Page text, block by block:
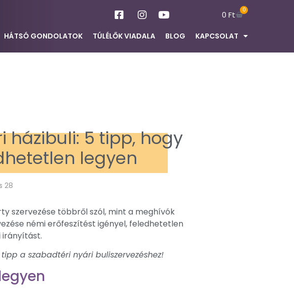
0Ft 0
HÁTSÓ GONDOLATOK TÚLÉLŐK VIADALA BLOG KAPCSOLAT
házibuli: 5 tipp, hogy
legyen
28
szervezése többről szól, mint a meghívók
némi erőfeszítést igényel, feledhetetlen
irányítást.
a szabadtéri nyári buliszervezéshez!